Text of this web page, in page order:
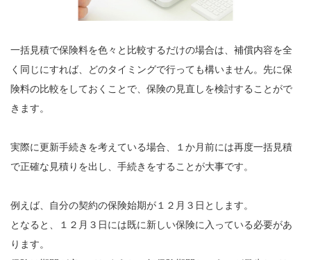
一括見積で保険料を色々と比較するだけの場合は、補償内容を全
く同じにすれば、どのタイミングで行っても構いません。先に保
険料の比較をしておくことで、保険の見直しを検討することがで
きます。
実際に更新手続きを考えている場合、１か月前には再度一括見積
で正確な見積りを出し、手続きをすることが大事です。
例えば、自分の契約の保険始期が１２月３日とします。
となると、１２月３日には既に新しい保険に入っている必要があ
ります。